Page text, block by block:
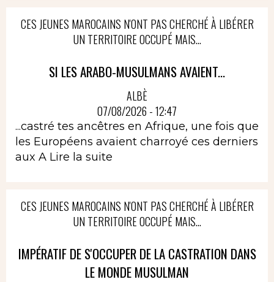
CES JEUNES MAROCAINS N'ONT PAS CHERCHÉ À LIBÉRER
UN TERRITOIRE OCCUPÉ MAIS...
SI LES ARABO-MUSULMANS AVAIENT...
ALBÈ
07/08/2026 - 12:47
...castré tes ancêtres en Afrique, une fois que
les Européens avaient charroyé ces derniers
aux A Lire la suite
CES JEUNES MAROCAINS N'ONT PAS CHERCHÉ À LIBÉRER
UN TERRITOIRE OCCUPÉ MAIS...
IMPÉRATIF DE S'OCCUPER DE LA CASTRATION DANS
LE MONDE MUSULMAN